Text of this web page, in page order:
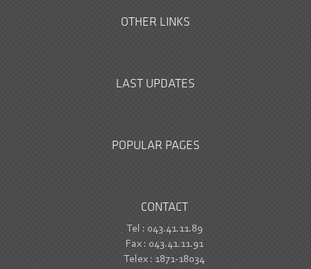
OTHER LINKS
LAST UPDATES
POPULAR PAGES
CONTACT
Tel : 043.41.11.89
Fax : 043.41.11.91
Telex : 1871-18034